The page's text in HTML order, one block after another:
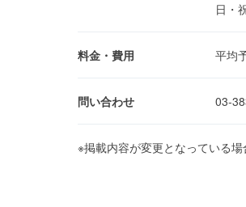
日・
料金・費用 平均
問い合わせ 03-
※掲載内容が変更となっている